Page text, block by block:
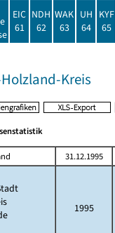
EIC
61
NDH
62
WAK
63
UH
64
KYF
65
Kreis
31.12.1995
1995